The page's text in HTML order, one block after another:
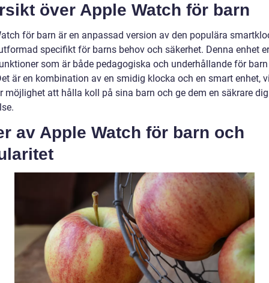
över Apple Watch för barn
för barn är en anpassad version av den populära
specifikt för barns behov och säkerhet. Denna enhet
som är både pedagogiska och underhållande för
är en kombination av en smidig klocka och en smart enhet,
möjlighet att hålla koll på sina barn och ge dem en säkrare
av Apple Watch för barn och